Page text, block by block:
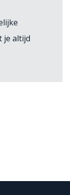
je altijd